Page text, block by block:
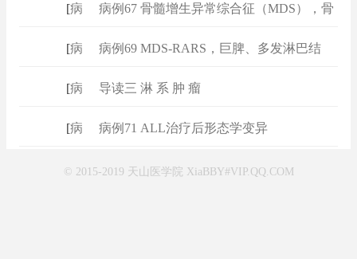
病例
病例67 骨髓增生异常综合征（MDS），骨
病例 病例69 MDS-RARS，巨脾、多发淋巴结
病例 导读三 淋 系 肿 瘤
病例 病例71 ALL治疗后形态学变异
© 2015-2019 天山医学院 XiaBBY#VIP.QQ.COM